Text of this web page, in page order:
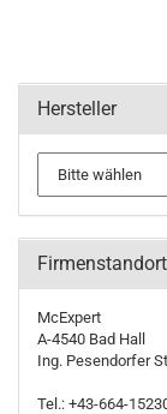
Hersteller
McExpert
A-4540 Bad Hall
Ing. Pesendorfer
Tel.: +43-664-